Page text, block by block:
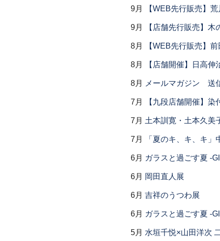
9月 【WEB先行販売】
9月 【店舗先行販売】木
8月 【WEB先行販売】
8月 【店舗開催】日高
8月 メールマガジン 送
7月 【九段店舗開催】染
7月 土本訓寛・土本久美
7月 「夏のキ、キ、キ
6月 ガラスと過ごす夏 -
6月 岡田直人展
6月 吉祥のうつわ展
6月 ガラスと過ごす夏 -
5月 水垣千悦×山田洋次